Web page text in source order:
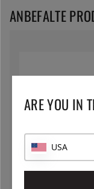
PATINA
Kantine GN 1/4,
ANBEFALTE
ARE YOU IN
USA